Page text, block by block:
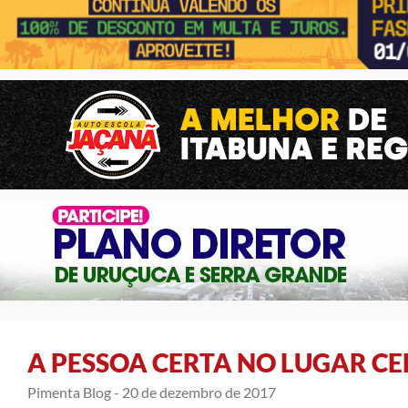
A PESSOA CERTA NO LUGAR
Pimenta Blog - 20 de dezembro de 2017